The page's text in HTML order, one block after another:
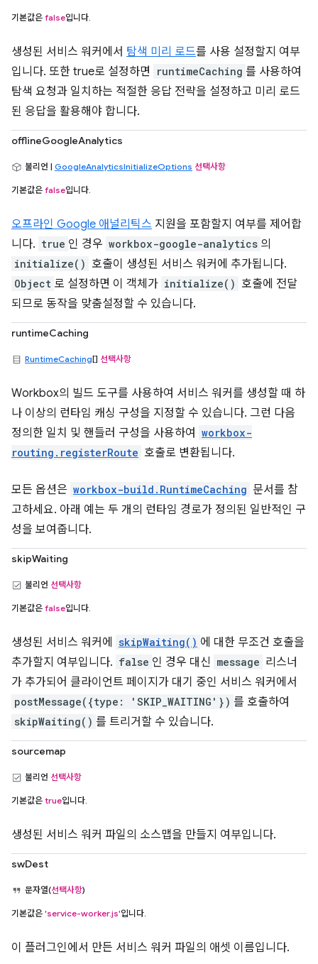
기본값은 false입니다.
생성된 서비스 워커에서 탐색 미리 로드를 사용 설정할지 여부
입니다. 또한 true로 설정하면
runtimeCaching 를 사용하여
탐색 요청과 일치하는 적절한 응답 전략을 설정하고 미리 로드
된 응답을 활용해야 합니다.
offlineGoogleAnalytics
불리언 | GoogleAnalyticsInitializeOptions 선택사항
기본값은 false입니다.
오프라인 Google 애널리틱스 지원을 포함할지 여부를 제어합
니다. true 인 경우 workbox-google-analytics 의
initialize() 호출이 생성된 서비스 워커에 추가됩니다.
Object 로 설정하면 이 객체가 initialize() 호출에 전달
되므로 동작을 맞춤설정할 수 있습니다.
runtimeCaching
RuntimeCaching[] 선택사항
Workbox의 빌드 도구를 사용하여 서비스 워커를 생성할 때 하
나 이상의 런타임 캐싱 구성을 지정할 수 있습니다. 그런 다음
정의한 일치 및 핸들러 구성을 사용하여 workbox-
routing.registerRoute 호출로 변환됩니다.
모든 옵션은 workbox-build.RuntimeCaching 문서를 참
고하세요. 아래 예는 두 개의 런타임 경로가 정의된 일반적인 구
성을 보여줍니다.
skipWaiting
불리언 선택사항
기본값은 false입니다.
생성된 서비스 워커에 skipWaiting() 에 대한 무조건 호출을
추가할지 여부입니다. false 인 경우 대신 message 리스너
가 추가되어 클라이언트 페이지가 대기 중인 서비스 워커에서
postMessage({type: 'SKIP_WAITING'}) 를 호출하여
skipWaiting() 를 트리거할 수 있습니다.
sourcemap
불리언 선택사항
기본값은 true입니다.
생성된 서비스 워커 파일의 소스맵을 만들지 여부입니다.
swDest
문자열(선택사항)
기본값은 'service-worker.js'입니다.
이 플러그인에서 만든 서비스 워커 파일의 애셋 이름입니다.